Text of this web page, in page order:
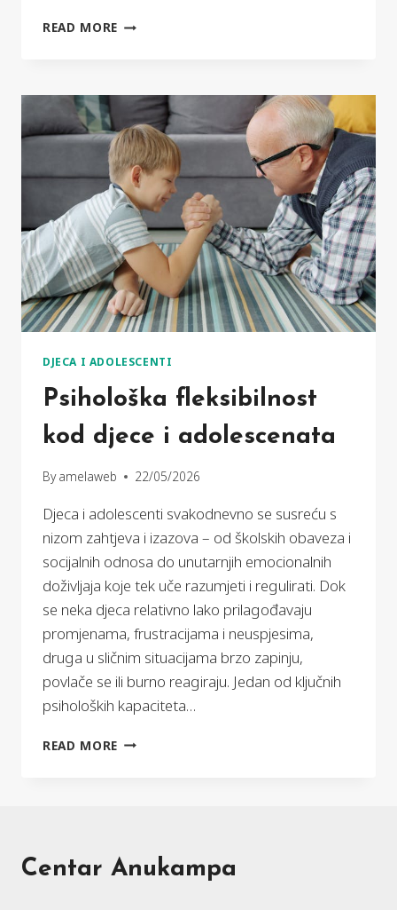
READ MORE DJEČJI
MOGU
PRISTUPITI?
DJECA I ADOLESCENTI
Psihološka fleksibilnost
kod djece i adolescenata
By amelaweb 22/05/2026
Djeca i adolescenti svakodnevno se susreću s
nizom zahtjeva i izazova – od školskih obaveza i
socijalnih odnosa do unutarnjih emocionalnih
doživljaja koje tek uče razumjeti i regulirati. Dok
se neka djeca relativno lako prilagođavaju
promjenama, frustracijama i neuspjesima,
druga u sličnim situacijama brzo zapinju,
povlače se ili burno reagiraju. Jedan od ključnih
psiholoških kapaciteta…
READ MORE PSIHOLOŠKA
Centar Anukampa